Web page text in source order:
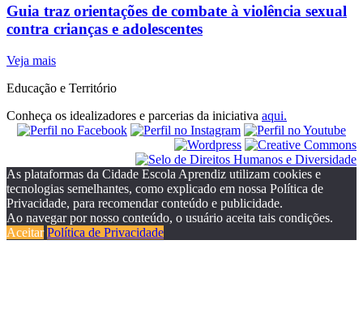
Guia traz orientações de combate à violência sexual
contra crianças e adolescentes
Veja mais
Educação e Território
Conheça os idealizadores e parcerias da iniciativa aqui.
As plataformas da Cidade Escola Aprendiz utilizam cookies e
tecnologias semelhantes, como explicado em nossa Política de
Privacidade, para recomendar conteúdo e publicidade.
Ao navegar por nosso conteúdo, o usuário aceita tais condições.
Aceitar Política de Privacidade